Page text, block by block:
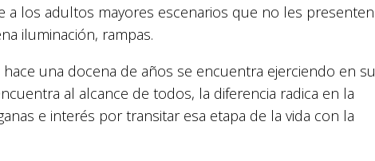
a los adultos mayores escenarios que no les presenten
iluminación, rampas.
una docena de años se encuentra ejerciendo en su
al alcance de todos, la diferencia radica en la
e interés por transitar esa etapa de la vida con la